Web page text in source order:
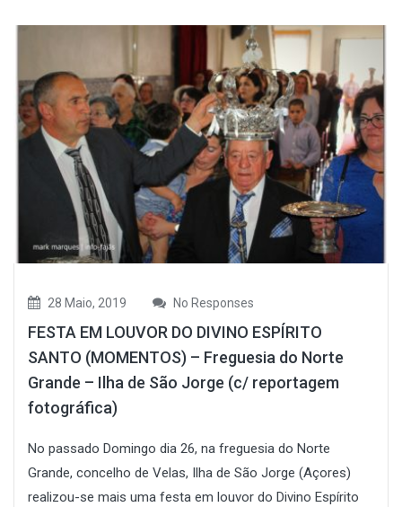
28 Maio, 2019 No Responses
FESTA EM LOUVOR DO DIVINO ESPÍRITO
SANTO (MOMENTOS) – Freguesia do Norte
Grande – Ilha de São Jorge (c/ reportagem
fotográfica)
No passado Domingo dia 26, na freguesia do Norte
Grande, concelho de Velas, Ilha de São Jorge (Açores)
realizou-se mais uma festa em louvor do Divino Espírito